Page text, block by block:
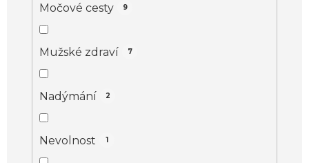
Močové cesty 9
Mužské zdraví 7
Nadýmání 2
Nevolnost 1